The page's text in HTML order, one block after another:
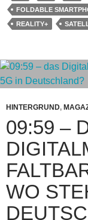
FOLDABLE
REALITY+
HINTERGRUND,
09:59 –
WO